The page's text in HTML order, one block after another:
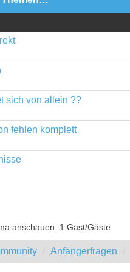
sich von allein ??
fehlen komplett
anschauen: 1 Gast/Gäste
Anfängerfragen